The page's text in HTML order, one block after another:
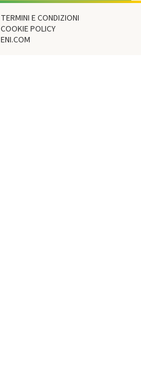
TERMINI E CONDIZIONI
COOKIE POLICY
ENI.COM